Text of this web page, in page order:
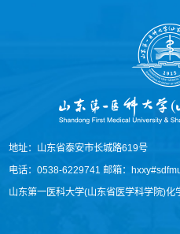
地址：山东省泰安市长城路619号
电话：0538-6229741 邮箱：
山东第一医科大学(山东省医学科学院)化